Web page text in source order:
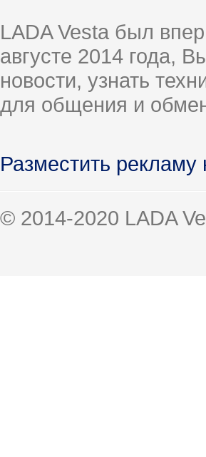
LADA Vesta был
августе 2014 года,
новости, узнать
для общения и
Разместить рекламу
© 2014-2020 LADA